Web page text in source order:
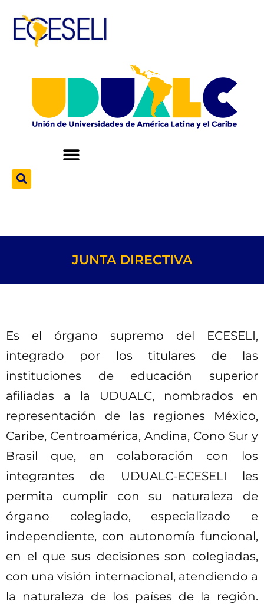
JUNTA DIRECTIVA
Es el órgano supremo del ECESELI,
integrado por los titulares de las
instituciones de educación superior
afiliadas a la UDUALC, nombrados en
representación de las regiones México,
Caribe, Centroamérica, Andina, Cono Sur y
Brasil que, en colaboración con los
integrantes de UDUALC-ECESELI les
permita cumplir con su naturaleza de
órgano colegiado, especializado e
independiente, con autonomía funcional,
en el que sus decisiones son colegiadas,
con una visión internacional, atendiendo a
la naturaleza de los países de la región.